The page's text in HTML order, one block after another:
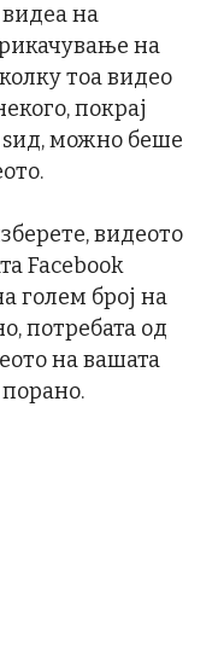
на
на
тоа видео
покрај
можно беше
видеото
Facebook
голем број на
потребата од
на вашата